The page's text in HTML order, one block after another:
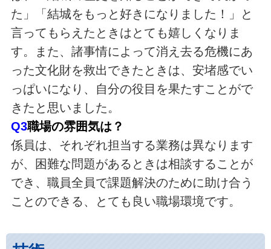
た」「結城をもっと好きになりました！」と
言ってもらえたときはとても嬉しくなりま
す。また、諸事情によって消え去る危機にあ
った文化財を救出できたときは、安堵感でい
っぱいになり、自分の役目を果たすことがで
きたと思いました。
Q3職場の雰囲気は？
係員は、それぞれ担当する業務は異なります
が、困難な問題があるときは相談することが
でき、職員全員で課題解決のために助け合う
ことのできる、とても良い職場環境です。